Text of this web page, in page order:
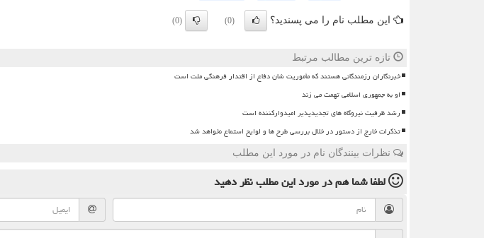
این مطلب نام را می پسندید؟ (0)
(0)
تازه ترین مطالب مرتبط
خبرنگاران رزمندگانی هستند که مأموریت شان دفاع از اقتدار فرهنگی ملت است
او به جمهوری اسلامی تهمت می زند
رشد ظرفیت نیروگاه های تجدیدپذیر امیدوارکننده است
تذکرات خارج از دستور در خلال بررسی طرح ها و لوایح استماع نخواهد شد
نظرات بینندگان نام در مورد این مطلب
لطفا شما همدر مورد این مطلبنظر دهید